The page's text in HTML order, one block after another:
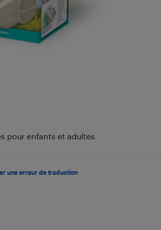
pour enfants et adultes
une erreur de traduction